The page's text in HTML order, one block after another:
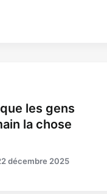
les gens
la chose
décembre 2025